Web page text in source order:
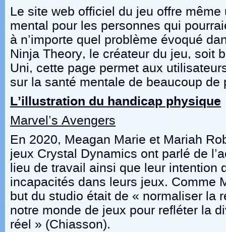
Le site web officiel du jeu offre
mental pour les personnes qui
à n’importe quel problème évoqué
Ninja Theory, le créateur du jeu, soit
Uni, cette page permet aux
sur la santé mentale de beaucoup de
L’illustration du handicap physique
Marvel’s Avengers
En 2020, Meagan Marie et Mariah
jeux Crystal Dynamics ont parlé de
lieu de travail ainsi que leur intention
incapacités dans leurs jeux. Comme
but du studio était de « normaliser la
notre monde de jeux pour refléter la
réel » (Chiasson).